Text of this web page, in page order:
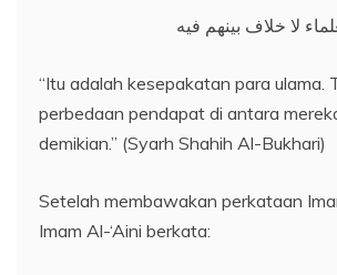
لا خلاف بينهم فيه
“Itu adalah kesepakatan para ulama.
perbedaan pendapat di antara
demikian.” (Syarh Shahih Al-Bukhari)
Setelah membawakan perkataan
Imam Al-‘Aini berkata: